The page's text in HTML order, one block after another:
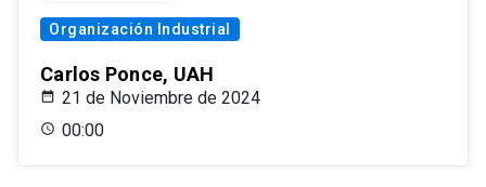
Organización Industrial
Carlos Ponce, UAH
21 de Noviembre de 2024
00:00